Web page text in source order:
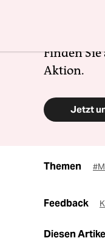
Schutz
Finden
Aktion.
Jetzt
Themen
Feedback
Diesen